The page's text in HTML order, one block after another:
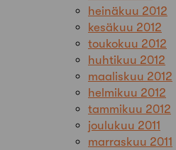
heinäkuu 2012
kesäkuu 2012
toukokuu 2012
huhtikuu 2012
maaliskuu 2012
helmikuu 2012
tammikuu 2012
joulukuu 2011
marraskuu 2011